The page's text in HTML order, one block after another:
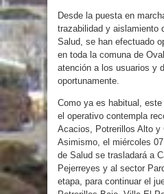
Desde la puesta en
trazabilidad y aislamiento
Salud, se han efectuado
en toda la comuna de
atención a los usuarios y
oportunamente.
Como ya es habitual,
el operativo contempla
Acacios, Potrerillos Alto y
Asimismo, el miércoles
de Salud se trasladará a
Pejerreyes y al sector
etapa, para continuar el